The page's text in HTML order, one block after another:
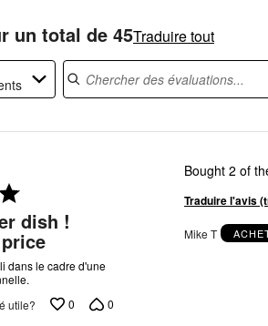
1-10 sur un total de 45Traduire tout
Chercher des évaluations
dish !
dans le cadre d'une
Bought 2 of
Traduire l'avis
Mike T
utile? 0 0